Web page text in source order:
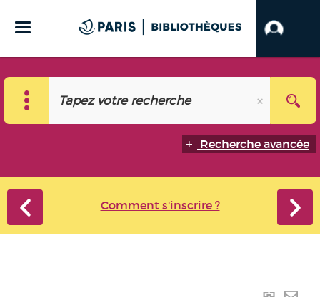
Recherche avancée
Comment s'inscrire ?
Lien